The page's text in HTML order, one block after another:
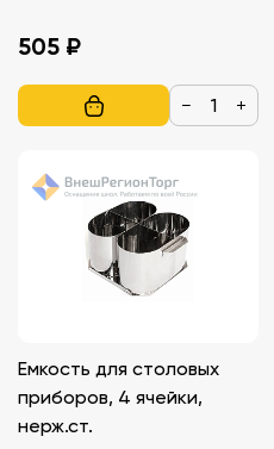
505 ₽
− +
Емкость для столовых
приборов, 4 ячейки,
нерж.ст.